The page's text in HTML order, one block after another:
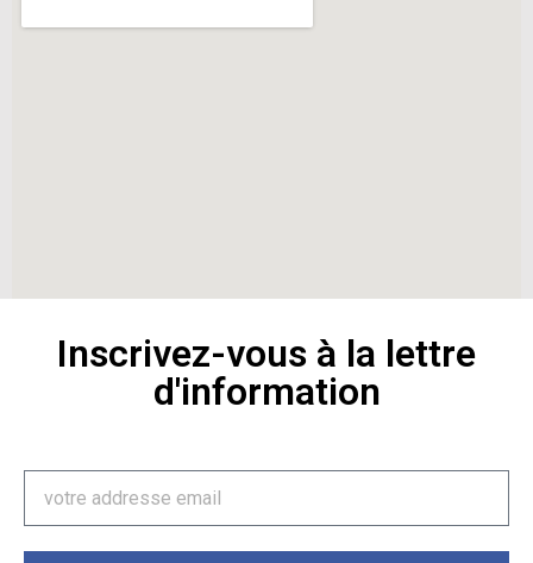
Inscrivez-vous à la lettre
d'information